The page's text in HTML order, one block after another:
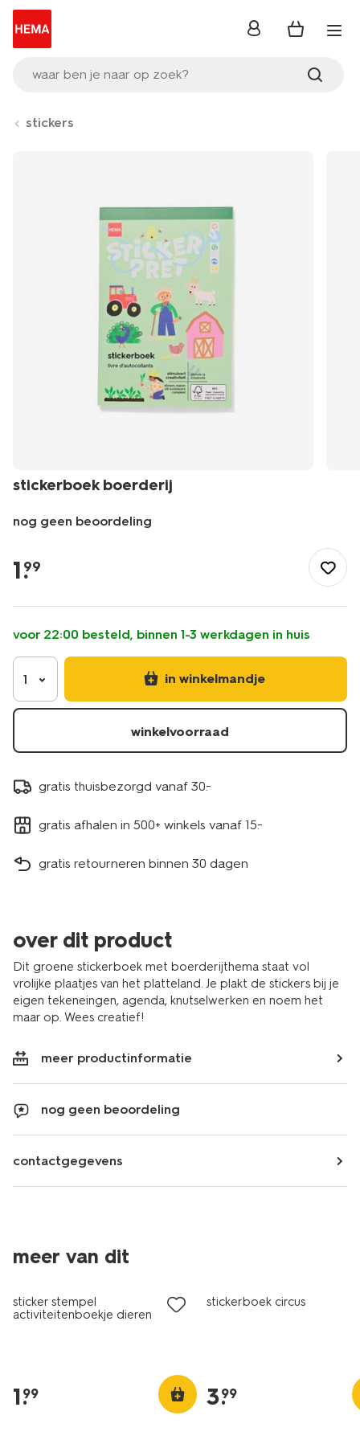
waar ben je naar op zoek?
inloggen
stickers
stickerboek boerderij
nog geen beoordeling
hobby/knutselen/stickers/stickerboek-
boerderij-
1.
99
voor 22:00 besteld, binnen 1-3 werkdagen in huis
1 in winkelmandje
winkelvoorraad
gratis thuisbezorgd vanaf 30.-
gratis afhalen in 500+ winkels vanaf 15.-
gratis retourneren binnen 30 dagen
over dit product
Dit groene stickerboek met boerderijthema staat vol
vrolijke plaatjes van het platteland. Je plakt de stickers bij je
eigen tekeneingen, agenda, knutselwerken en noem het
maar op. Wees creatief!
meer productinformatie
nog geen beoordeling
contactgegevens
meer van dit
sticker stempel
activiteitenboekje dieren
1.
99
stickerboek circus
3.
99